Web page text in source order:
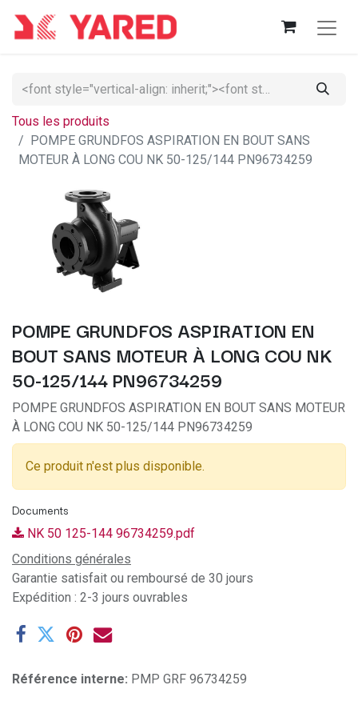
Tous les produits
POMPE GRUNDFOS ASPIRATION EN BOUT SANS
MOTEUR À LONG COU NK 50-125/144 PN96734259
POMPE GRUNDFOS ASPIRATION EN
BOUT SANS MOTEUR À LONG COU NK
50-125/144 PN96734259
POMPE GRUNDFOS ASPIRATION EN BOUT SANS MOTEUR
À LONG COU NK 50-125/144 PN96734259
Ce produit n'est plus disponible.
Documents
NK 50 125-144 96734259.pdf
Conditions générales
Garantie satisfait ou remboursé de 30 jours
Expédition : 2-3 jours ouvrables
Référence interne: PMP GRF 96734259